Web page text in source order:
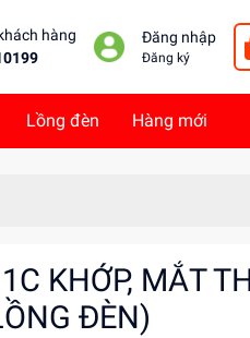
hàng
Đăng nhập
Đăng ký
Lồng đèn Hàng mới
KHỚP, MẮT
ĐÈN)